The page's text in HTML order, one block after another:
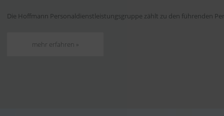
Die Hoffmann Personaldienstleistungsgruppe zählt zu den führenden
mehr erfahren »